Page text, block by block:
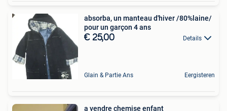
absorba, un manteau d'hiver /80%laine/
pour un garçon 4 ans
€ 25,00 Details
Glain & Partie Ans Eergisteren
a vendre chemise enfant